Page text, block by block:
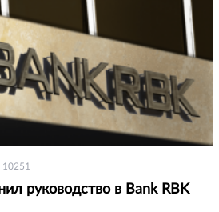
10251
руководство в Bank RBK